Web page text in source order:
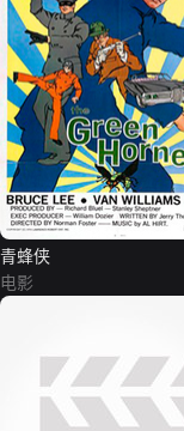
青蜂侠
电影